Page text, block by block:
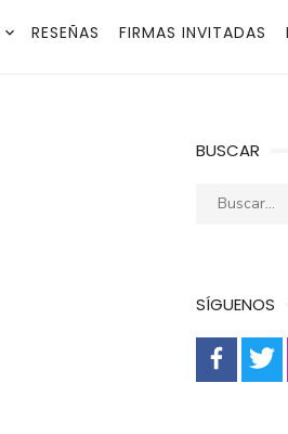
RESEÑAS FIRMAS INVITADAS
BUSCAR
Buscar:
SÍGUENOS